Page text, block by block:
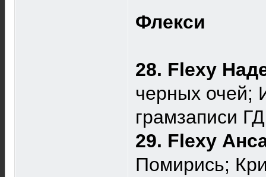
Флекси
28. Flexy
черных очей;
грамзаписи
29. Flexy
Помирись;